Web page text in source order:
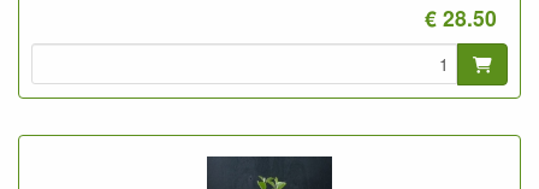
Nur geeignet für sehr gute Böden oder den Boden ganz gut
mit Gartenerde verbessern.
Foto: Spindel 2-Jährig, nicht geschnitten und geschnitten.
€ 28.50